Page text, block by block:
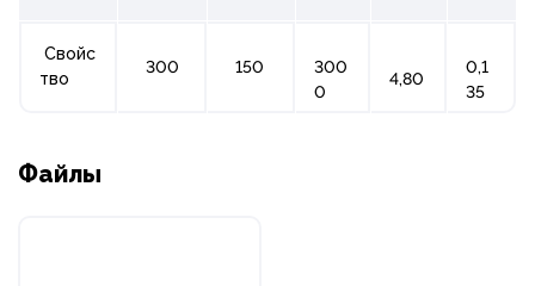
Свойс
тво
300 150
300
0
4,80
0,1
35
Файлы